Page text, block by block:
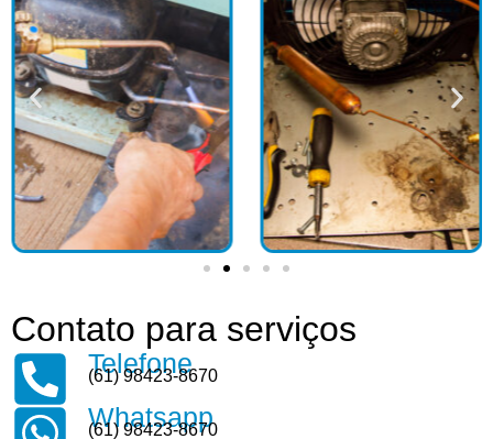
Contato para serviços
Telefone
(61) 98423-8670
Whatsapp
(61) 98423-8670